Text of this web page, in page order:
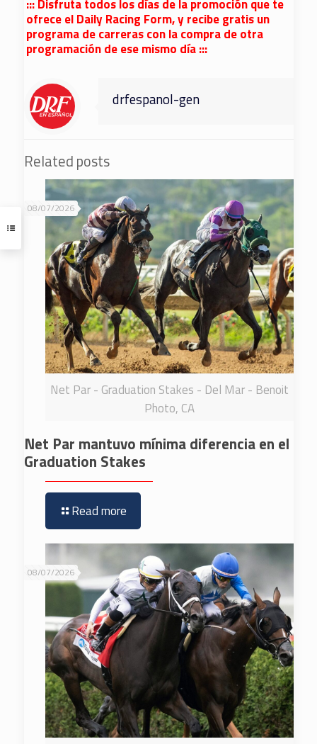
::: Disfruta todos los días de la promoción que te
ofrece el Daily Racing Form, y recibe gratis un
programa de carreras con la compra de otra
programación de ese mismo día :::
drfespanol-gen
Related posts
Net Par - Graduation Stakes - Del Mar - Benoit
Photo, CA
08/07/2026
Net Par mantuvo mínima diferencia en el
Graduation Stakes
Read more
08/07/2026